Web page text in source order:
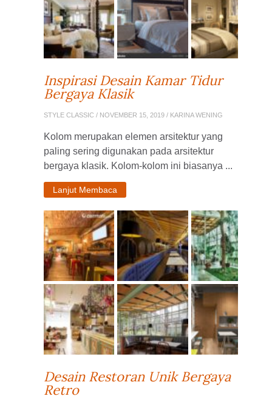
Inspirasi Desain Kamar Tidur
Bergaya Klasik
STYLE CLASSIC / NOVEMBER 15, 2019 / KARINA WENING
Kolom merupakan elemen arsitektur yang
paling sering digunakan pada arsitektur
bergaya klasik. Kolom-kolom ini biasanya ...
Lanjut Membaca
Desain Restoran Unik Bergaya
Retro